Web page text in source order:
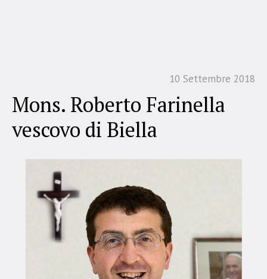
10 Settembre 2018
Mons. Roberto Farinella
vescovo di Biella